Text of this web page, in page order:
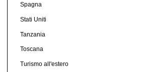
Spagna
Stati Uniti
Tanzania
Toscana
Turismo all'estero